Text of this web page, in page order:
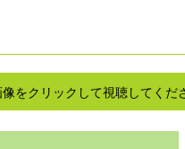
をクリックして視聴してくだ